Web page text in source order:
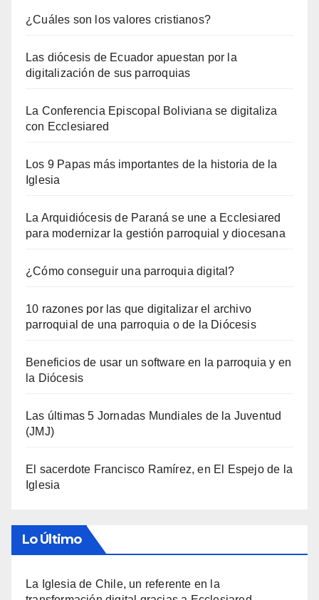
¿Cuáles son los valores cristianos?
Las diócesis de Ecuador apuestan por la
digitalización de sus parroquias
La Conferencia Episcopal Boliviana se digitaliza
con Ecclesiared
Los 9 Papas más importantes de la historia de la
Iglesia
La Arquidiócesis de Paraná se une a Ecclesiared
para modernizar la gestión parroquial y diocesana
¿Cómo conseguir una parroquia digital?
10 razones por las que digitalizar el archivo
parroquial de una parroquia o de la Diócesis
Beneficios de usar un software en la parroquia y en
la Diócesis
Las últimas 5 Jornadas Mundiales de la Juventud
(JMJ)
El sacerdote Francisco Ramírez, en El Espejo de la
Iglesia
Lo Último
La Iglesia de Chile, un referente en la